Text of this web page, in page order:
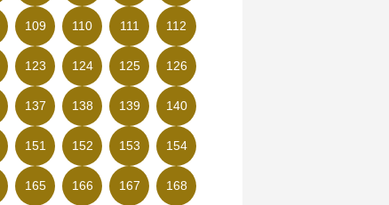
109 110 111 112
123 124 125 126
137 138 139 140
151 152 153 154
165 166 167 168